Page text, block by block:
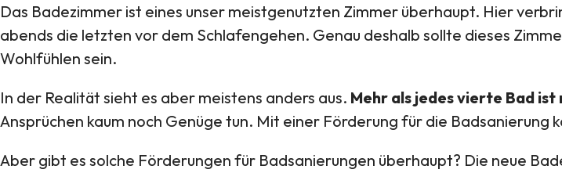
Das Badezimmer ist eines unser meistgenutzten Zimmer überhaupt. Hier
abends die letzten vor dem Schlafengehen. Genau deshalb sollte dieses
Wohlfühlen sein.
In der Realität sieht es aber meistens anders aus. Mehr als jedes vierte Bad
Ansprüchen kaum noch Genüge tun. Mit einer Förderung für die
Aber gibt es solche Förderungen für Badsanierungen überhaupt? Die neue